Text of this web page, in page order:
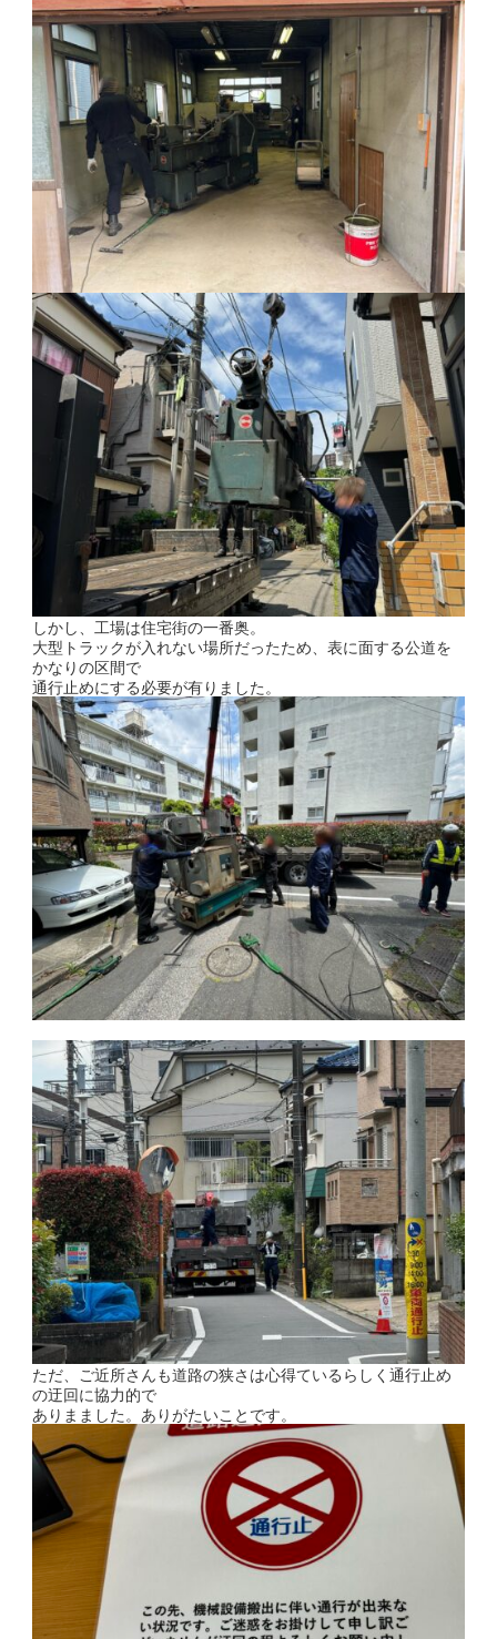
しかし、工場は住宅街の一番奥。
大型トラックが入れない場所だったため、表に面する公道を
かなりの区間で
通行止めにする必要が有りました。
ただ、ご近所さんも道路の狭さは心得ているらしく通行止め
の迂回に協力的で
ありまました。ありがたいことです。